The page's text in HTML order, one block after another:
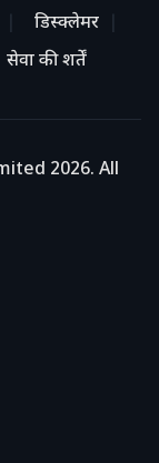
डिस्क्लेमर
सेवा की शर्तें
2026. All